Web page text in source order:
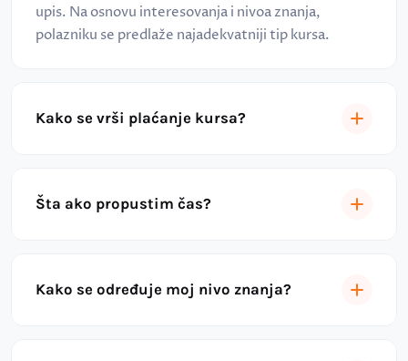
upis. Na osnovu interesovanja i nivoa znanja,
polazniku se predlaže najadekvatniji tip kursa.
Kako se vrši plaćanje kursa?
Šta ako propustim čas?
Kako se određuje moj nivo znanja?